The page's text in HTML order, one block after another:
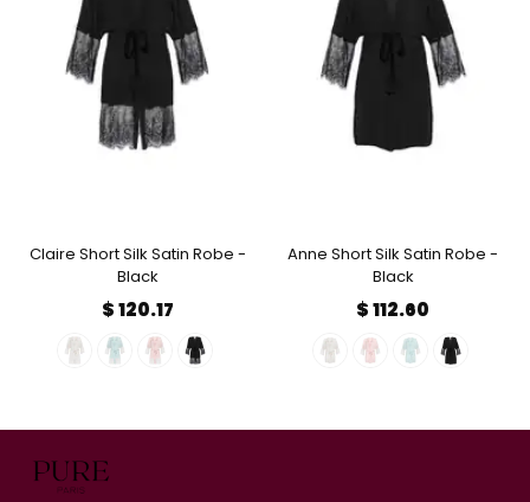
Claire Short Silk Satin Robe -
Black
$ 120.17
Anne Short Silk Satin Robe -
Black
$ 112.60